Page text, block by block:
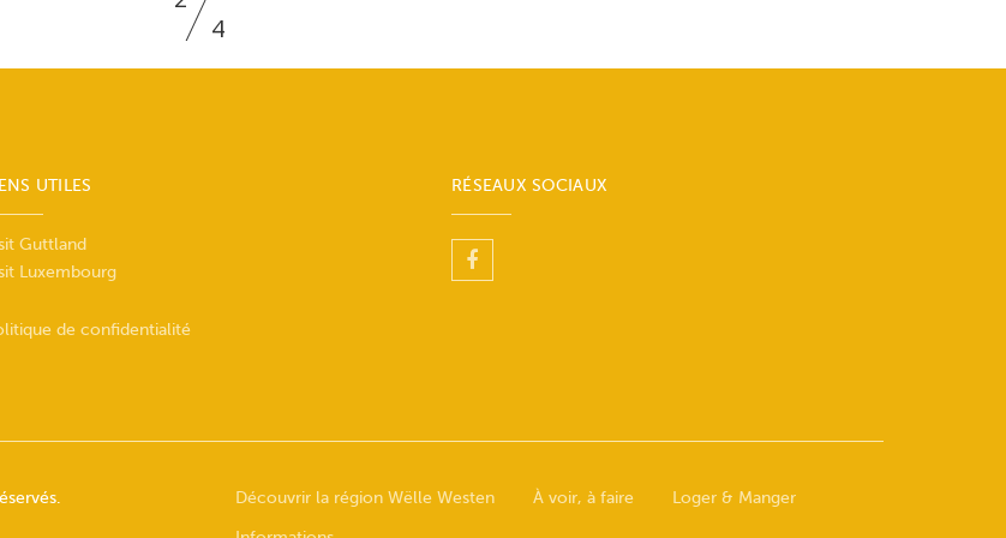
4
UTILES
Guttland
Luxembourg
de confidentialité
RÉSEAUX SOCIAUX
Découvrir la région Wëlle Westen À voir, à faire Loger & Manger